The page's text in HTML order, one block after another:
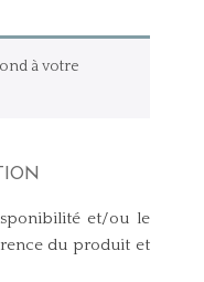
à votre
et/ou le
du produit et